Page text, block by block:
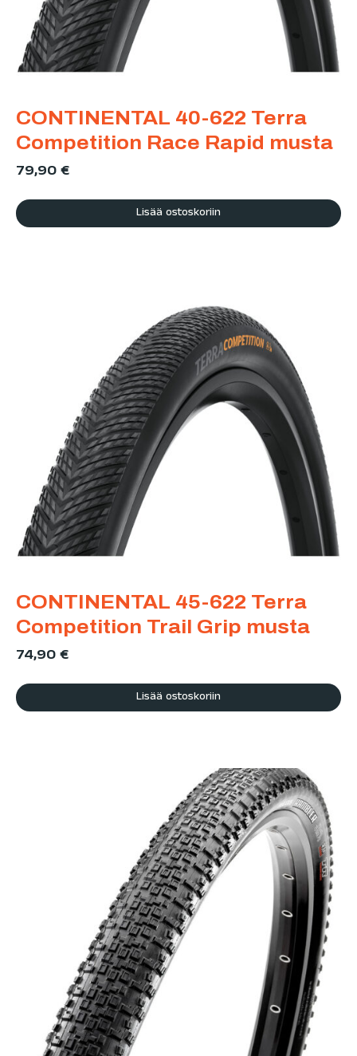
CONTINENTAL 40-622 Terra
Competition Race Rapid musta
79,90€
Lisää ostoskoriin
CONTINENTAL 45-622 Terra
Competition Trail Grip musta
74,90€
Lisää ostoskoriin